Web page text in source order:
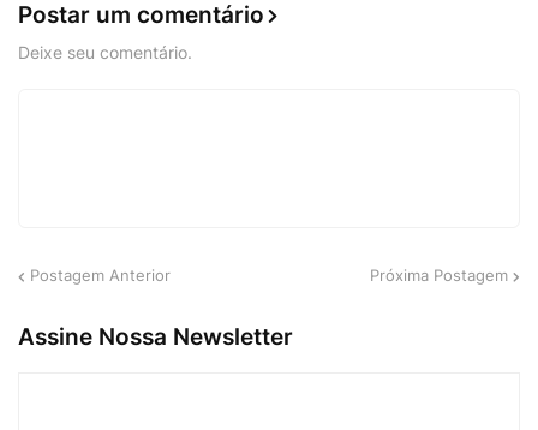
Postar um comentário
Deixe seu comentário.
Postagem Anterior Próxima Postagem
Assine Nossa Newsletter